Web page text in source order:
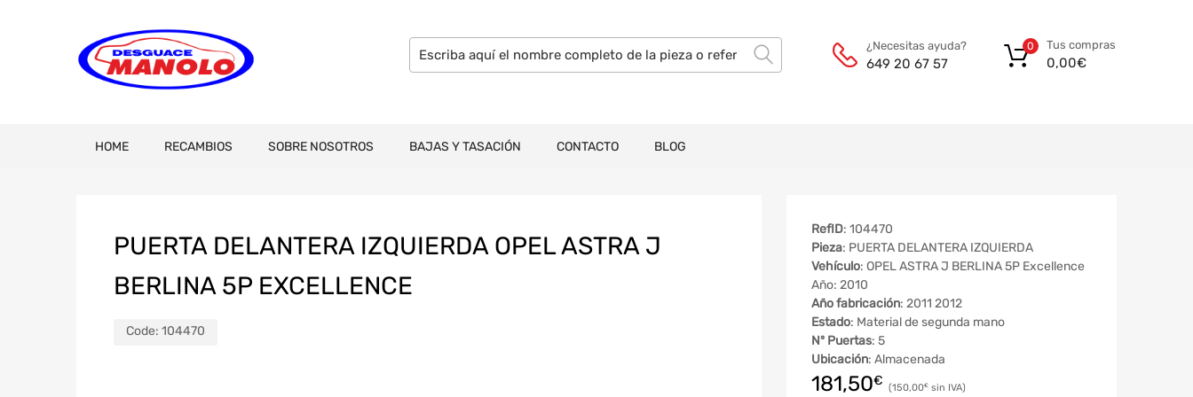
¿Necesitas ayuda?
649 20 67 57
Tus compras
0,00€
0
HOME RECAMBIOS SOBRE NOSOTROS BAJAS Y TASACIÓN CONTACTO BLOG
PUERTA DELANTERA IZQUIERDA OPEL ASTRA J
BERLINA 5P EXCELLENCE
Code: 104470
RefID: 104470
Pieza: PUERTA DELANTERA IZQUIERDA
Vehículo: OPEL ASTRA J BERLINA 5P Excellence
Año: 2010
Año fabricación: 2011 2012
Estado: Material de segunda mano
Nº Puertas: 5
Ubicación: Almacenada
181,50€ 150,00€